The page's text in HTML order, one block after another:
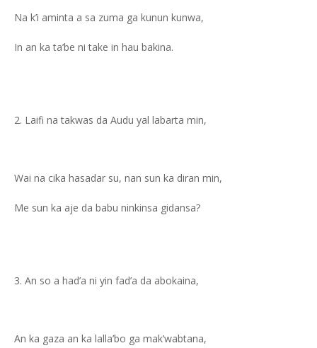
Na k’i aminta a sa zuma ga kunun kunwa,
In an ka ta’be ni take in hau bakina.
Laifi na takwas da Audu yal labarta min,
Wai na cika hasadar su, nan sun ka diran min,
Me sun ka aje da babu ninkinsa gidansa?
An so a had’a ni yin fad’a da abokaina,
An ka gaza an ka lalla’bo ga mak’wabtana,